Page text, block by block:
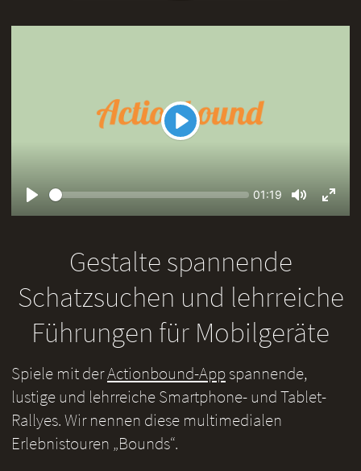
Play
Seek
Current
01:19
Mute
Gestalte spannende
Schatzsuchen und lehrreiche
Führungen für Mobilgeräte
Spiele mit derActionbound-Appspannende,
lustige und lehrreiche Smartphone- und Tablet-
Rallyes. Wir nennen diese multimedialen
Erlebnistouren „Bounds“.